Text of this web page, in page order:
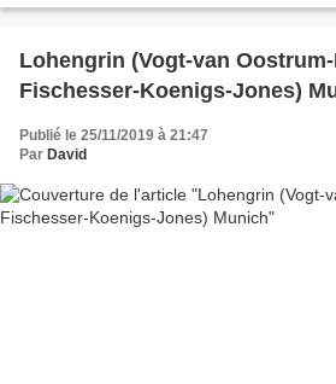
Lohengrin (Vogt-van
Fischesser-Koenigs-Jones)
Publié le 25/11/2019 à 21:47
Par David